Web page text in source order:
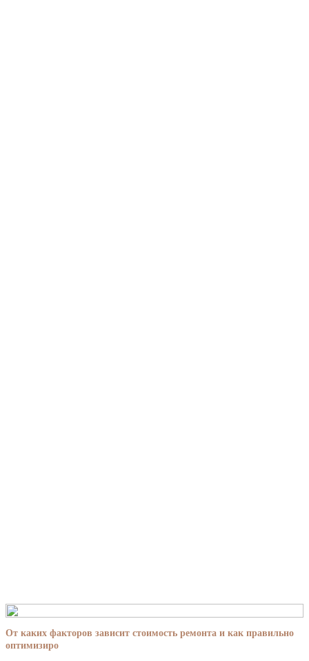
От каких факторов зависит стоимость ремонта и как правильно
оптимизиро